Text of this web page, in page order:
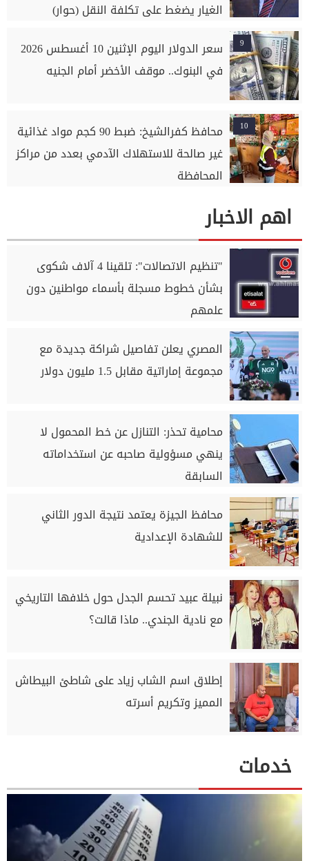
الغيار يضغط على تكلفة النقل (حوار)
9
سعر الدولار اليوم الإثنين 10 أغسطس 2026
في البنوك.. موقف الأخضر أمام الجنيه
10
محافظ كفرالشيخ: ضبط 90 كجم مواد غذائية
غير صالحة للاستهلاك الآدمي بعدد من مراكز
المحافظة
اهم الاخبار
"تنظيم الاتصالات": تلقينا 4 آلاف شكوى
بشأن خطوط مسجلة بأسماء مواطنين دون
علمهم
المصري يعلن تفاصيل شراكة جديدة مع
مجموعة إماراتية مقابل 1.5 مليون دولار
محامية تحذر: التنازل عن خط المحمول لا
ينهي مسؤولية صاحبه عن استخداماته
السابقة
محافظ الجيزة يعتمد نتيجة الدور الثاني
للشهادة الإعدادية
نبيلة عبيد تحسم الجدل حول خلافها التاريخي
مع نادية الجندي.. ماذا قالت؟
إطلاق اسم الشاب زياد على شاطئ البيطاش
المميز وتكريم أسرته
خدمات